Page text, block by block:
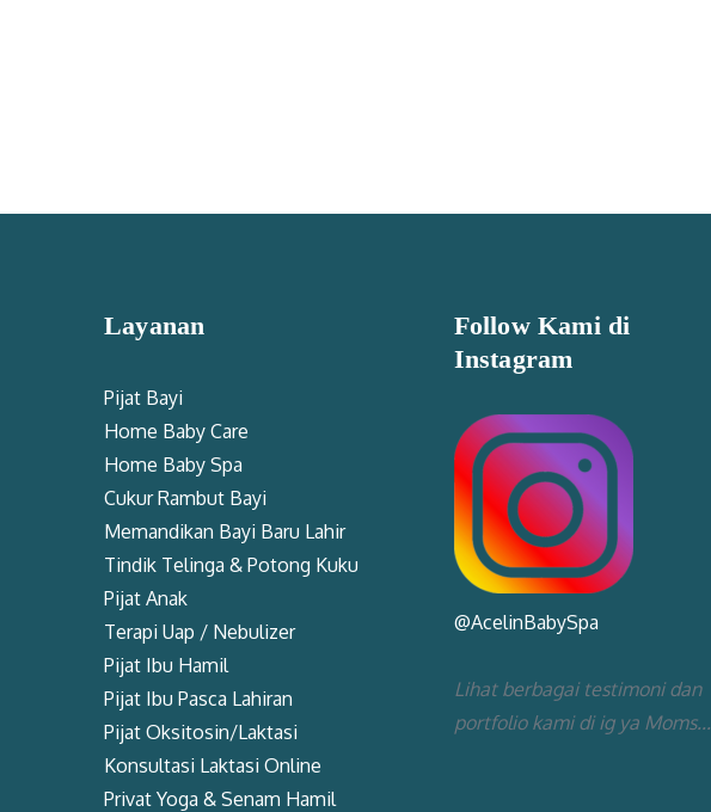
Layanan
Pijat Bayi
Home Baby Care
Home Baby Spa
Cukur Rambut Bayi
Memandikan Bayi Baru Lahir
Tindik Telinga & Potong Kuku
Pijat Anak
Terapi Uap / Nebulizer
Pijat Ibu Hamil
Pijat Ibu Pasca Lahiran
Pijat Oksitosin/Laktasi
Konsultasi Laktasi Online
Privat Yoga & Senam Hamil
Follow Kami di
Instagram
@AcelinBabySpa
Lihat berbagai testimoni dan
portfolio kami di ig ya Moms...